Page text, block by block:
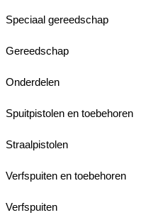
Speciaal gereedschap
Gereedschap
Onderdelen
Spuitpistolen en toebehoren
Straalpistolen
Verfspuiten en toebehoren
Verfspuiten